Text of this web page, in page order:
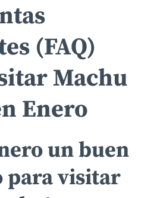
(FAQ)
Machu
Enero
un buen
para visitar